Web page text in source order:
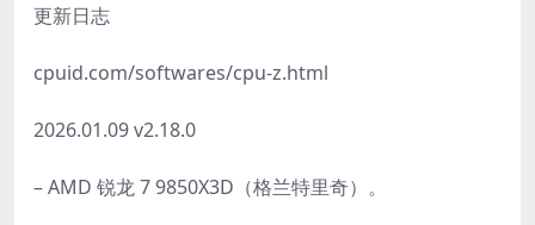
更新日志
cpuid.com/softwares/cpu-z.html
2026.01.09 v2.18.0
– AMD 锐龙 7 9850X3D（格兰特里奇）。